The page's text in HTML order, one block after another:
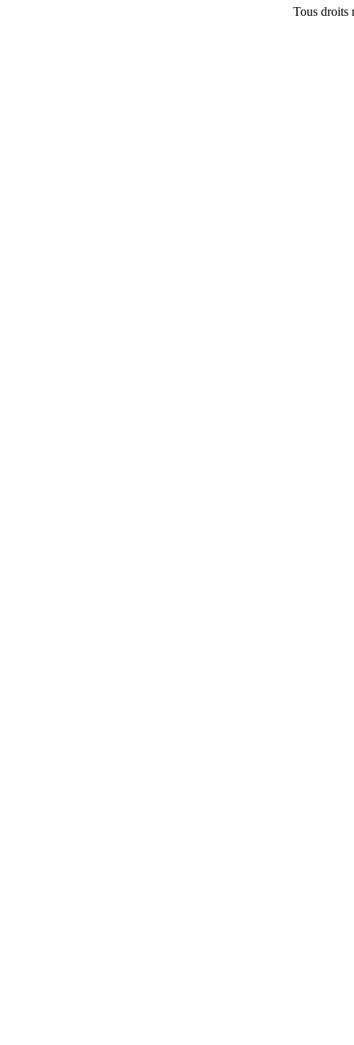
Tous droits